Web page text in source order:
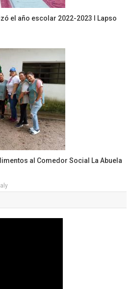
el año escolar 2022-2023 I Lapso
al Comedor Social La Abuela